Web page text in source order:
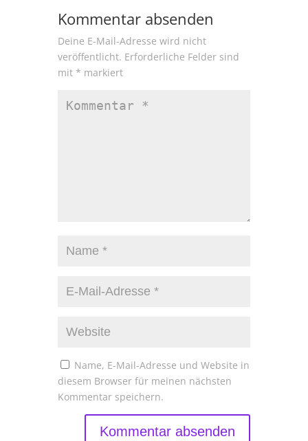
Kommentar absenden
Deine E-Mail-Adresse wird nicht
veröffentlicht. Erforderliche Felder sind
mit * markiert
Name, E-Mail-Adresse und Website in
diesem Browser für meinen nächsten
Kommentar speichern.